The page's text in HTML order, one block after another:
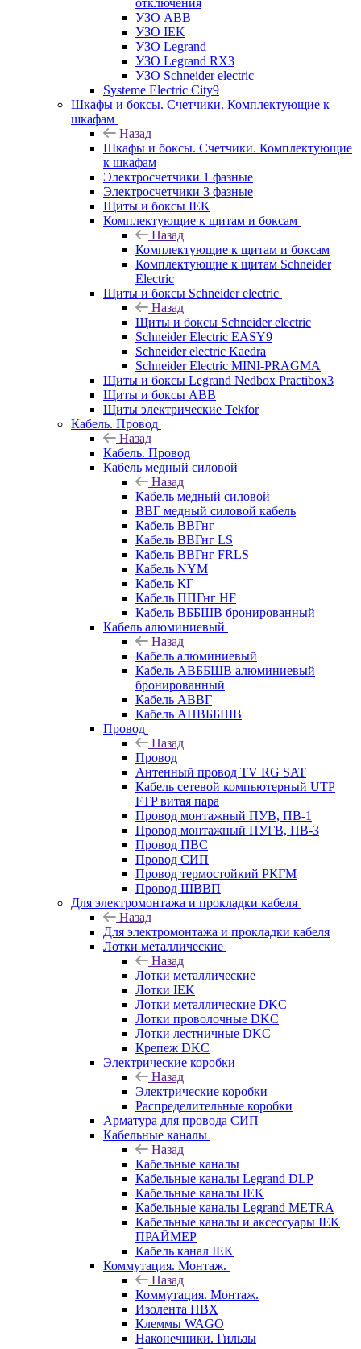
УЗО ABB
УЗО IEK
УЗО Legrand
УЗО Legrand RX3
УЗО Schneider electric
Systeme Electric City9
Шкафы и боксы. Счетчики. Комплектующие к
шкафам
Назад
Шкафы и боксы. Счетчики. Комплектующие
к шкафам
Электросчетчики 1 фазные
Электросчетчики 3 фазные
Щиты и боксы IEK
Комплектующие к щитам и боксам
Назад
Комплектующие к щитам и боксам
Комплектующие к щитам Schneider
Electric
Щиты и боксы Schneider electric
Назад
Щиты и боксы Schneider electric
Schneider Electric EASY9
Schneider electric Kaedra
Schneider Electric MINI-PRAGMA
Щиты и боксы Legrand Nedbox Practibox3
Щиты и боксы ABB
Щиты электрические Tekfor
Кабель. Провод
Назад
Кабель. Провод
Кабель медный силовой
Назад
Кабель медный силовой
ВВГ медный силовой кабель
Кабель ВВГнг
Кабель ВВГнг LS
Кабель ВВГнг FRLS
Кабель NYM
Кабель КГ
Кабель ППГнг HF
Кабель ВББШВ бронированный
Кабель алюминиевый
Назад
Кабель алюминиевый
Кабель АВББШВ алюминиевый
бронированный
Кабель АВВГ
Кабель АПВББШВ
Провод
Назад
Провод
Антенный провод TV RG SAT
Кабель сетевой компьютерный UTP
FTP витая пара
Провод монтажный ПУВ, ПВ-1
Провод монтажный ПУГВ, ПВ-3
Провод ПВС
Провод СИП
Провод термостойкий РКГМ
Провод ШВВП
Для электромонтажа и прокладки кабеля
Назад
Для электромонтажа и прокладки кабеля
Лотки металлические
Назад
Лотки металлические
Лотки IEK
Лотки металлические DKC
Лотки проволочные DKC
Лотки лестничные DKC
Крепеж DKC
Электрические коробки
Назад
Электрические коробки
Распределительные коробки
Арматура для провода СИП
Кабельные каналы
Назад
Кабельные каналы
Кабельные каналы Legrand DLP
Кабельные каналы IEK
Кабельные каналы Legrand METRA
Кабельные каналы и аксессуары IEK
ПРАЙМЕР
Кабель канал IEK
Коммутация. Монтаж.
Назад
Коммутация. Монтаж.
Изолента ПВХ
Клеммы WAGO
Наконечники. Гильзы